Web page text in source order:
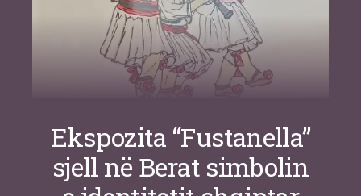
Ekspozita “Fustanella”
sjell në Berat simbolin